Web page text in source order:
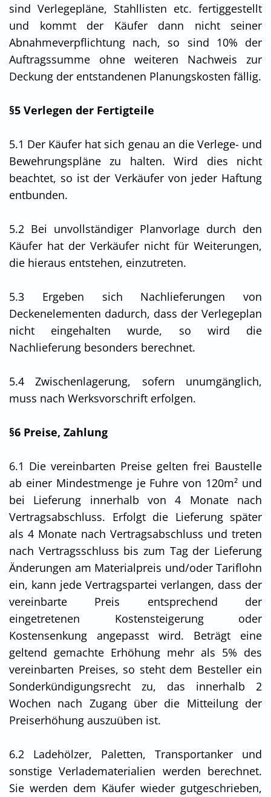
sind Verlegepläne, Stahllisten etc. fertiggestellt
und kommt der Käufer dann nicht seiner
Abnahmeverpflichtung nach, so sind 10% der
Auftragssumme ohne weiteren Nachweis zur
Deckung der entstandenen Planungskosten fällig.
§5 Verlegen der Fertigteile
5.1 Der Käufer hat sich genau an die Verlege- und
Bewehrungspläne zu halten. Wird dies nicht
beachtet, so ist der Verkäufer von jeder Haftung
entbunden.
5.2 Bei unvollständiger Planvorlage durch den
Käufer hat der Verkäufer nicht für Weiterungen,
die hieraus entstehen, einzutreten.
5.3 Ergeben sich Nachlieferungen von
Deckenelementen dadurch, dass der Verlegeplan
nicht eingehalten wurde, so wird die
Nachlieferung besonders berechnet.
5.4 Zwischenlagerung, sofern unumgänglich,
muss nach Werksvorschrift erfolgen.
§6 Preise, Zahlung
6.1 Die vereinbarten Preise gelten frei Baustelle
ab einer Mindestmenge je Fuhre von 120m² und
bei Lieferung innerhalb von 4 Monate nach
Vertragsabschluss. Erfolgt die Lieferung später
als 4 Monate nach Vertragsabschluss und treten
nach Vertragsschluss bis zum Tag der Lieferung
Änderungen am Materialpreis und/oder Tariflohn
ein, kann jede Vertragspartei verlangen, dass der
vereinbarte Preis entsprechend der
eingetretenen Kostensteigerung oder
Kostensenkung angepasst wird. Beträgt eine
geltend gemachte Erhöhung mehr als 5% des
vereinbarten Preises, so steht dem Besteller ein
Sonderkündigungsrecht zu, das innerhalb 2
Wochen nach Zugang über die Mitteilung der
Preiserhöhung auszuüben ist.
6.2 Ladehölzer, Paletten, Transportanker und
sonstige Verladematerialien werden berechnet.
Sie werden dem Käufer wieder gutgeschrieben,